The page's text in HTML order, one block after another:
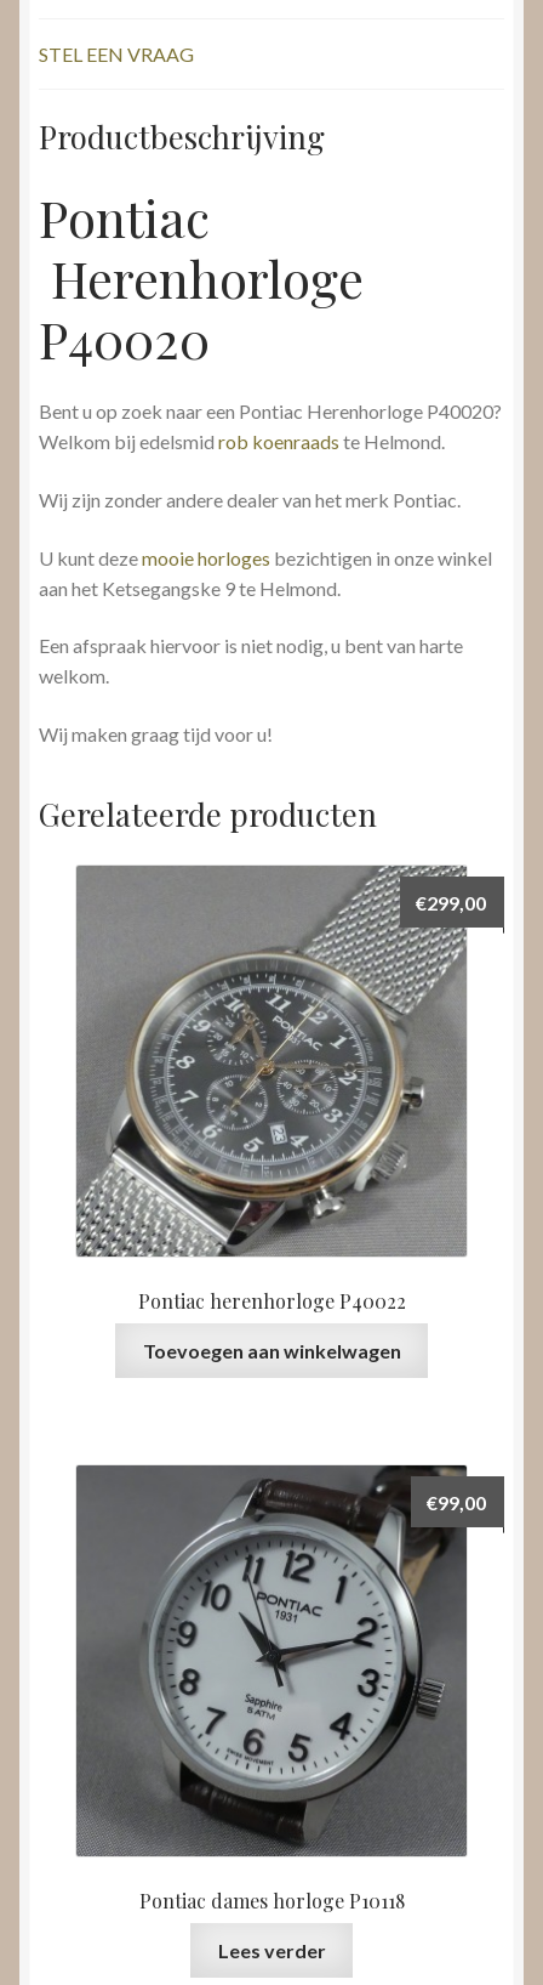
STEL EEN VRAAG
Productbeschrijving
Pontiac
Herenhorloge
P40020
Bent u op zoek naar een Pontiac Herenhorloge P40020?
Welkom bij edelsmid rob koenraads te Helmond.
Wij zijn zonder andere dealer van het merk Pontiac.
U kunt dezemooie horloges bezichtigen in onze winkel
aan het Ketsegangske 9 te Helmond.
Een afspraak hiervoor is niet nodig, u bent van harte
welkom.
Wij maken graag tijd voor u!
Gerelateerde producten
Pontiac herenhorloge P40022
€299,00
Toevoegen aan winkelwagen
Pontiac dames horloge P10118
€99,00
Lees verder